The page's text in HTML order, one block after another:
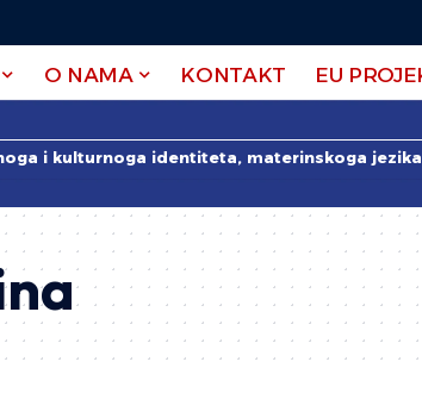
O NAMA KONTAKT EU
i kulturnoga identiteta, materinskoga